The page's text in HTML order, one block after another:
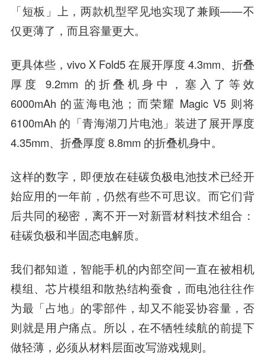
「短板」上，两款机型罕见地实现了兼顾——不
仅更薄了，而且容量更大。
更具体些，vivo X Fold5 在展开厚度 4.3mm、折叠
厚度 9.2mm 的折叠机身中，塞入了等效
6000mAh 的蓝海电池；而荣耀 Magic V5 则将
6100mAh 的「青海湖刀片电池」装进了展开厚度
4.35mm、折叠厚度 8.8mm 的折叠机身中。
这样的数字，即便放在硅碳负极电池技术已经开
始应用的一年前，仍然有些不可思议。而它们背
后共同的秘密，离不开一对新晋材料技术组合：
硅碳负极和半固态电解质。
我们都知道，智能手机的内部空间一直在被相机
模组、芯片模组和散热结构蚕食，而电池往往作
为最「占地」的零部件，却又不能妥协容量，否
则就是用户痛点。所以，在不牺牲续航的前提下
做轻薄，必须从材料层面改写游戏规则。